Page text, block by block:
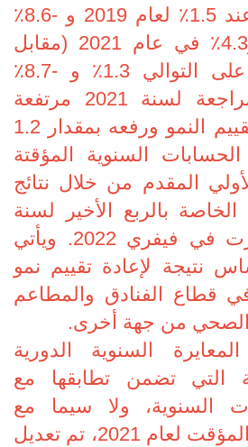
النمو الاقتصادي عند 1.5٪ لعام 2019 و -8.6٪
في عام 2020 و4.3٪ في عام 2021 (مقابل
تقييم سابق بلغ على التوالي 1.3٪ و -8.7٪
و3.1٪). وتعد المراجعة لسنة 2021 مرتفعة
نسبيا، مع إعادة تقييم النمو ورفعه بمقدار 1.2
السنوية المؤقتة
المقدم من خلال نتائج
الخاصة بالربع الأخير لسنة
2021 والتي صدرت في فيفري 2022. ويأتي
نتيجة لإعادة تقييم نمو
قطاع الفنادق والمطاعم
من جهة أخرى.
السنوية الدورية
التي تضمن تطابقها مع
السنوية، ولا سيما مع
الحساب السنوي المؤقت لعام 2021، تم تعديل